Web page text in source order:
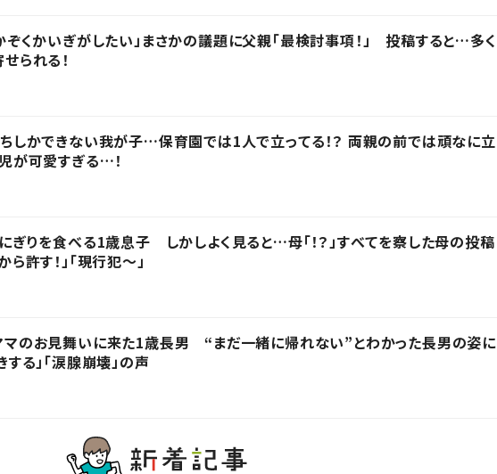
ぞくかいぎがしたい」まさかの議題に父親「最検討事項！」 投稿すると…多く
られる！
しかできない我が子…保育園では1人で立ってる！？ 両親の前では頑なに立
が可愛すぎる…！
ぎりを食べる1歳息子 しかしよく見ると…母「！？」すべてを察した母の投稿
ら許す！」「現行犯〜」
マのお見舞いに来た1歳長男 “まだ一緒に帰れない”とわかった長男の姿に
する」「涙腺崩壊」の声